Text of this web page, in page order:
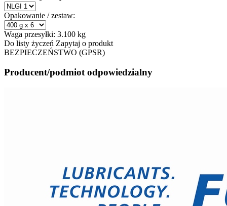
Opakowanie / zestaw:
Waga przesyłki: 3.100 kg
Do listy życzeń Zapytaj o produkt
BEZPIECZEŃSTWO (GPSR)
Producent/podmiot odpowiedzialny